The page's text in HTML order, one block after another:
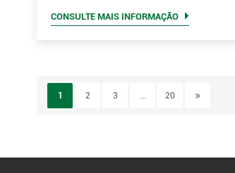
CONSULTE MAIS INFORMAÇÃO
1 2 3 ... 20